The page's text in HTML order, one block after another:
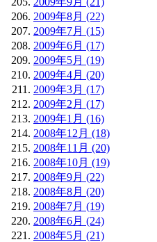
2009年8月 (22)
2009年7月 (15)
2009年6月 (17)
2009年5月 (19)
2009年4月 (20)
2009年3月 (17)
2009年2月 (17)
2009年1月 (16)
2008年12月 (18)
2008年11月 (20)
2008年10月 (19)
2008年9月 (22)
2008年8月 (20)
2008年7月 (19)
2008年6月 (24)
2008年5月 (21)